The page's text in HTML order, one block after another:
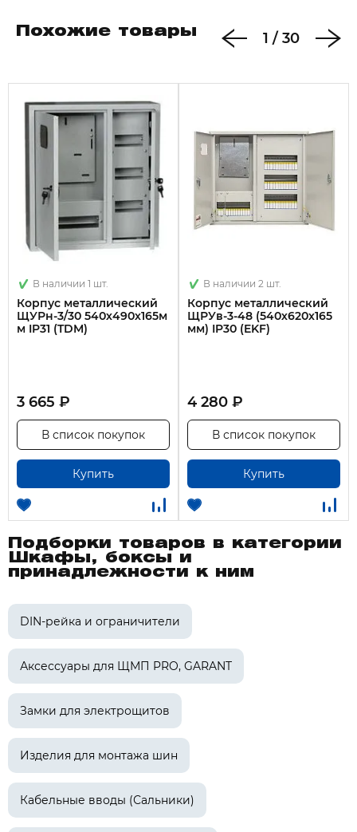
Похожие товары 1 / 30
В наличии 1 шт.
Корпус металлический
ЩУРн-3/30 540х490х165м
м IP31 (TDM)
3 665 ₽
Купить
В список покупок
В наличии 2 шт.
Корпус металлический
ЩРУв-3-48 (540х620х165
мм) IP30 (EKF)
4 280 ₽
Купить
В список покупок
Подборки товаров в категории
Шкафы, боксы и
принадлежности к ним
DIN-рейка и ограничители
Аксессуары для ЩМП PRO, GARANT
Замки для электрощитов
Изделия для монтажа шин
Кабельные вводы (Сальники)